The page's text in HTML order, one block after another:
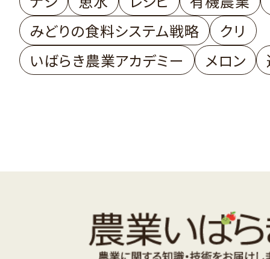
みどりの食料システム戦略
クリ
いばらき農業アカデミー
メロン